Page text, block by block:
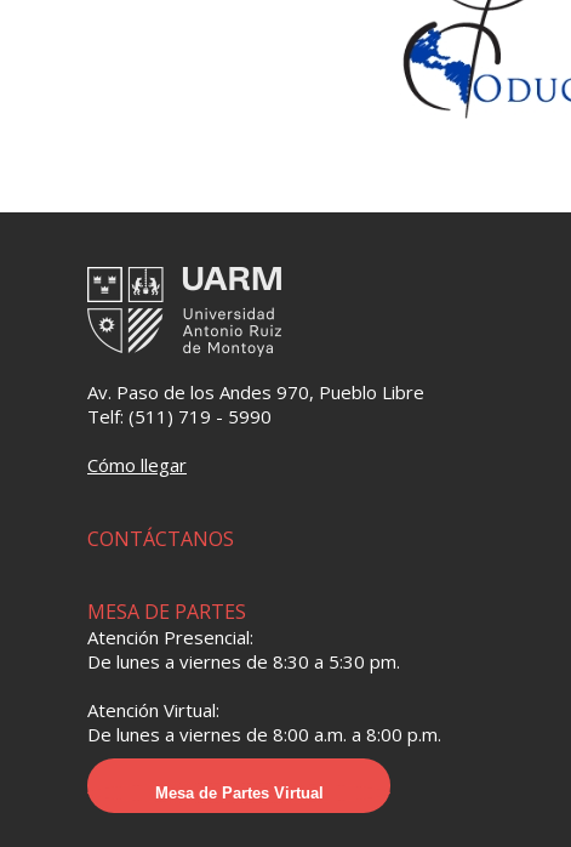
Av. Paso de los Andes 970, Pueblo Libre
Telf: (511) 719 - 5990
Cómo llegar
CONTÁCTANOS
MESA DE PARTES
Atención Presencial:
De lunes a viernes de 8:30 a 5:30 pm.
Atención Virtual:
De lunes a viernes de 8:00 a.m. a 8:00 p.m.
Mesa de Partes Virtual